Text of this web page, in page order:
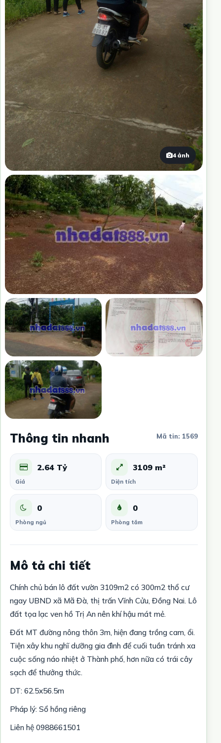
4 ảnh
Thông tin nhanh Mã tin: 1569
2.64 Tỷ
Giá
3109 m²
Diện tích
0
Phòng ngủ
0
Phòng tắm
Mô tả chi tiết
Chính chủ bán lô đất vườn 3109m2 có 300m2 thổ cư
ngay UBND xã Mã Đà, thị trấn Vĩnh Cửu, Đồng Nai. Lô
đất tọa lạc ven hồ Trị An nên khí hậu mát mẻ.
Đất MT đường nông thôn 3m, hiện đang trồng cam, ổi.
Tiện xây khu nghĩ dưỡng gia đình để cuối tuần tránh xa
cuộc sống náo nhiệt ở Thành phố, hơn nữa có trái cây
sạch để thưởng thức.
DT: 62.5x56.5m
Pháp lý: Sổ hồng riêng
Liên hệ 0988661501